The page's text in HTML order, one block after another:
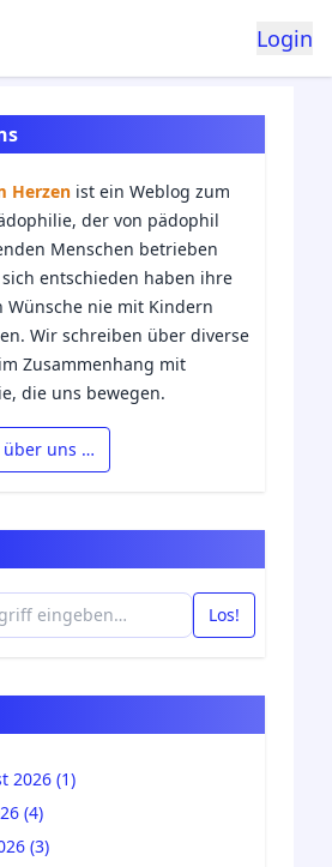
Login
Herzen ist ein Weblog zum
der von pädophil
Menschen betrieben
entschieden haben ihre
Wünsche nie mit Kindern
Wir schreiben über diverse
Zusammenhang mit
die uns bewegen.
über uns …
Los!
2026 (1)
(4)
(3)